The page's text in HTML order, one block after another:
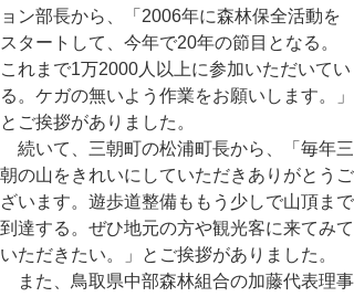
ョン部長から、「2006年に森林保全活動を
スタートして、今年で20年の節目となる。
これまで1万2000人以上に参加いただいてい
る。ケガの無いよう作業をお願いします。」
とご挨拶がありました。
続いて、三朝町の松浦町長から、「毎年三
朝の山をきれいにしていただきありがとうご
ざいます。遊歩道整備ももう少しで山頂まで
到達する。ぜひ地元の方や観光客に来てみて
いただきたい。」とご挨拶がありました。
また、鳥取県中部森林組合の加藤代表理事